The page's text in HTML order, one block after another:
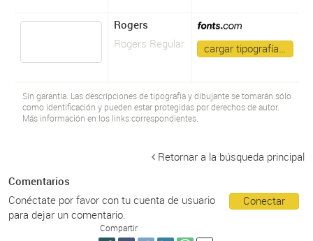
Rogers
Rogers Regular
cargar tipografía…
Sin garantía. Las descripciones de tipografía y dibujante se tomarán sólo
como identificación y pueden estar protegidas por derechos de autor.
Más información en los links correspondientes.
Retornar a la búsqueda principal
Comentarios
Conectar
Conéctate por favor con tu cuenta de usuario
para dejar un comentario.
Compartir